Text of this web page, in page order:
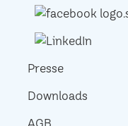
Presse
Downloads
AGB